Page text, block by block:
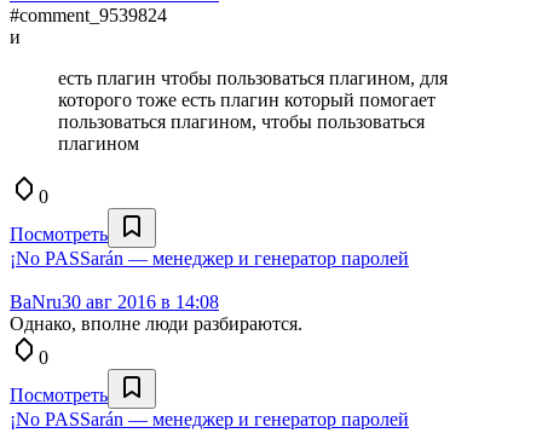
#comment_9539824
и
есть плагин чтобы пользоваться плагином, для
которого тоже есть плагин который помогает
пользоваться плагином, чтобы пользоваться
плагином
0
Посмотреть
¡No PASSarán — менеджер и генератор паролей
BaNru30 авг 2016 в 14:08
Однако, вполне люди разбираются.
0
Посмотреть
¡No PASSarán — менеджер и генератор паролей